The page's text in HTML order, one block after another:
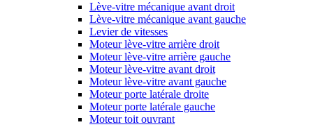
Lève-vitre mécanique avant droit
Lève-vitre mécanique avant gauche
Levier de vitesses
Moteur lève-vitre arrière droit
Moteur lève-vitre arrière gauche
Moteur lève-vitre avant droit
Moteur lève-vitre avant gauche
Moteur porte latérale droite
Moteur porte latérale gauche
Moteur toit ouvrant